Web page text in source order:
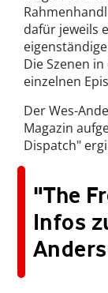
dafür jeweils
Die Szenen
einzelnen
Der Wes-
Magazin
Dispatch"
"The
Infos